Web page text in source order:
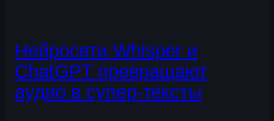
Нейросети Whisper и
ChatGPT превращают
аудио в супер-тексты